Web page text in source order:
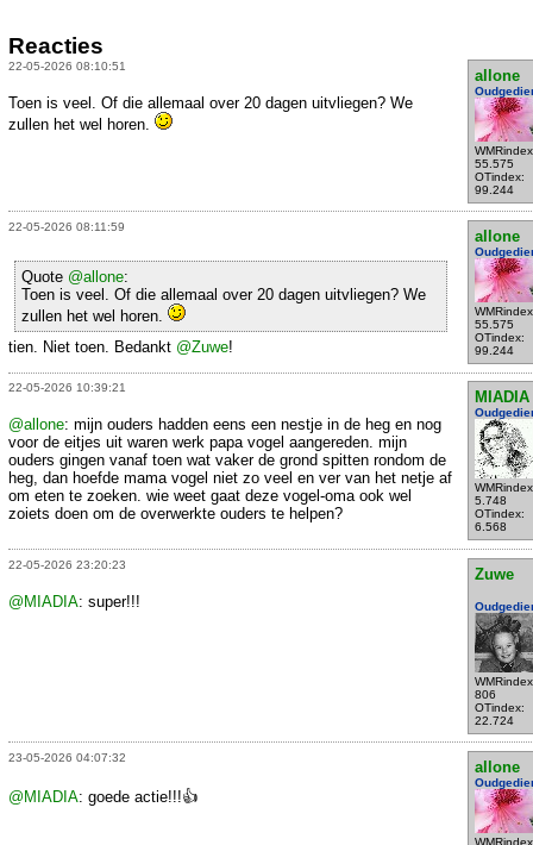
Reacties
22-05-2026 08:10:51
allone
55.575
OTindex:
99.244
Toen is veel. Of die allemaal over 20 dagen uitvliegen? We
zullen het wel horen.
22-05-2026 08:11:59
allone
55.575
OTindex:
99.244
Quote @allone:
Toen is veel. Of die allemaal over 20 dagen uitvliegen? We
zullen het wel horen.
tien. Niet toen. Bedankt @Zuwe!
22-05-2026 10:39:21
MIADIA
5.748
OTindex:
6.568
@allone: mijn ouders hadden eens een nestje in de heg en nog
voor de eitjes uit waren werk papa vogel aangereden. mijn
ouders gingen vanaf toen wat vaker de grond spitten rondom de
heg, dan hoefde mama vogel niet zo veel en ver van het netje af
om eten te zoeken. wie weet gaat deze vogel-oma ook wel
zoiets doen om de overwerkte ouders te helpen?
22-05-2026 23:20:23
Zuwe
806
OTindex:
22.724
@MIADIA: super!!!
23-05-2026 04:07:32
allone
@MIADIA: goede actie!!!👍